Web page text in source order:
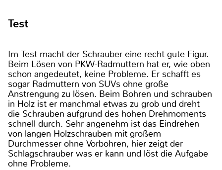
Test
Im Test macht der Schrauber eine recht gute Figur.
Beim Lösen von PKW-Radmuttern hat er, wie oben
schon angedeutet, keine Probleme. Er schafft es
sogar Radmuttern von SUVs ohne große
Anstrengung zu lösen. Beim Bohren und schrauben
in Holz ist er manchmal etwas zu grob und dreht
die Schrauben aufgrund des hohen Drehmoments
schnell durch. Sehr angenehm ist das Eindrehen
von langen Holzschrauben mit großem
Durchmesser ohne Vorbohren, hier zeigt der
Schlagschrauber was er kann und löst die Aufgabe
ohne Probleme.